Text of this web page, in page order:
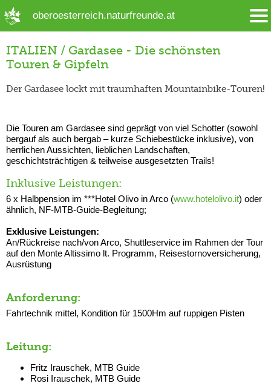
oberoesterreich.naturfreunde.at
ITALIEN / Gardasee - Die schönsten
Touren & Gipfeln
Der Gardasee lockt mit traumhaften Mountainbike-Touren!
Die Touren am Gardasee sind geprägt von viel Schotter (sowohl
bergauf als auch bergab – kurze Schiebestücke inklusive), von
herrlichen Aussichten, lieblichen Landschaften,
geschichtsträchtigen & teilweise ausgesetzten Trails!
Inklusive Leistungen:
6 x Halbpension im ***Hotel Olivo in Arco (www.hotelolivo.it) oder
ähnlich, NF-MTB-Guide-Begleitung;
Exklusive Leistungen:
An/Rückreise nach/von Arco, Shuttleservice im Rahmen der Tour
auf den Monte Altissimo lt. Programm, Reisestornoversicherung,
Ausrüstung
Anforderung:
Fahrtechnik mittel, Kondition für 1500Hm auf ruppigen Pisten
Leitung:
Fritz Irauschek, MTB Guide
Rosi Irauschek, MTB Guide